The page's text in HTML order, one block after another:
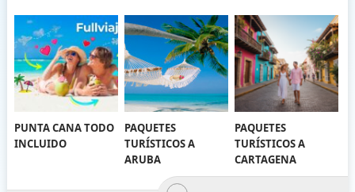
PUNTA CANA TODO
INCLUIDO
PAQUETES
TURÍSTICOS A
ARUBA
PAQUETES
TURÍSTICOS A
CARTAGENA